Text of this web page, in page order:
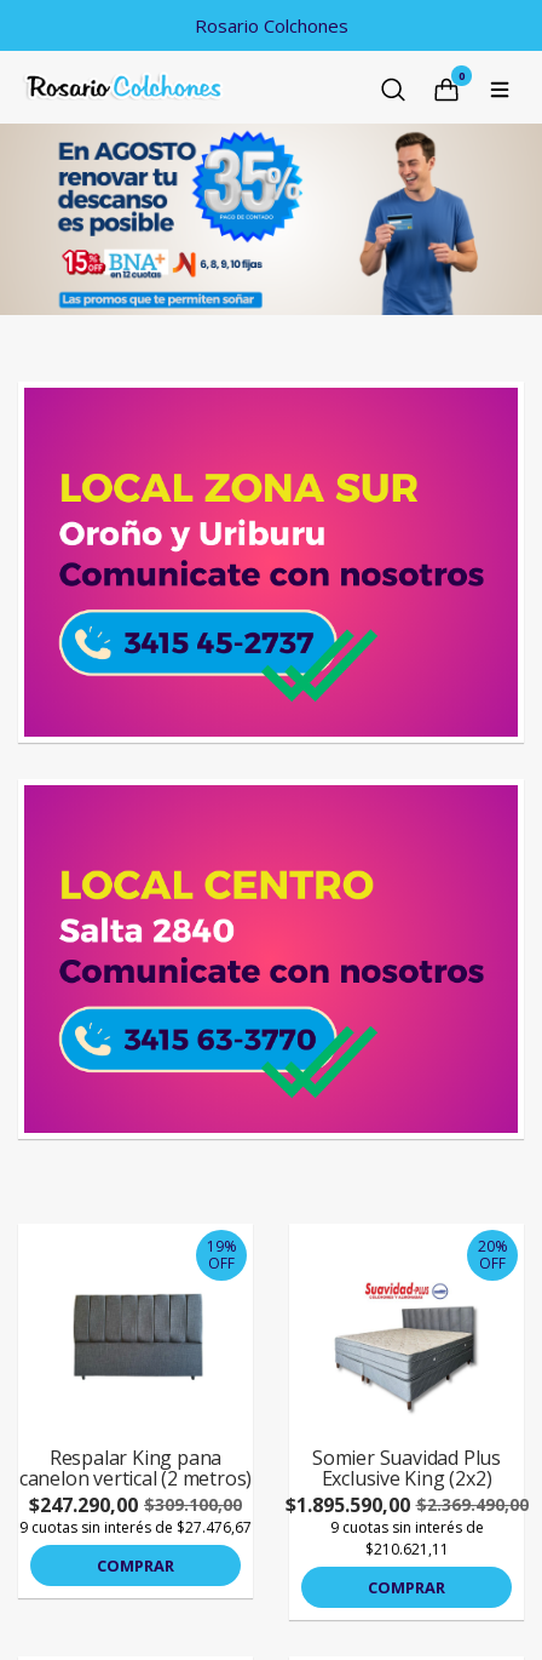
Rosario Colchones
0
19%
OFF
Respalar King pana
canelon vertical (2 metros)
$247.290,00 $309.100,00
9 cuotas sin interés de $27.476,67
COMPRAR
20%
OFF
Somier Suavidad Plus
Exclusive King (2x2)
$1.895.590,00 $2.369.490,00
9 cuotas sin interés de
$210.621,11
COMPRAR